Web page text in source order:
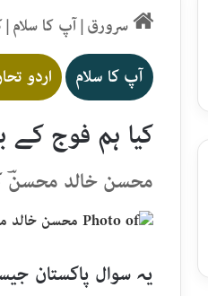
سرورق|آپ کا سلام|
آپ کا سلام اردو
کیا ہم فوج کے
محسن خالد محسنؔ
یہ سوال پاکستان